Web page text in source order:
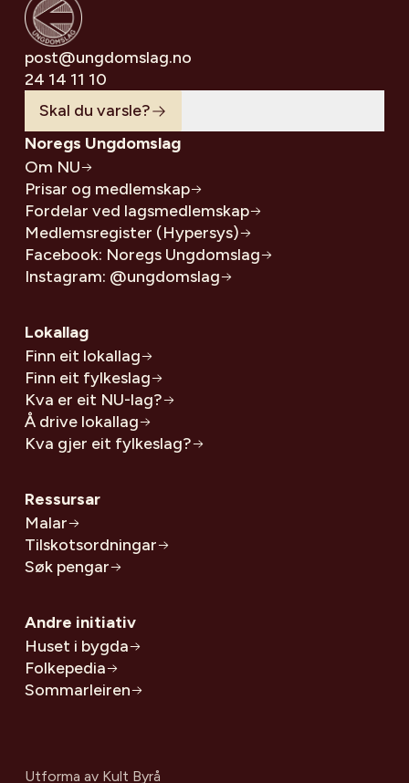
post@ungdomslag.no
24 14 11 10
Skal du varsle?
Noregs Ungdomslag
Om NU
Prisar og medlemskap
Fordelar ved lagsmedlemskap
Medlemsregister (Hypersys)
Facebook: Noregs Ungdomslag
Instagram: @ungdomslag
Lokallag
Finn eit lokallag
Finn eit fylkeslag
Kva er eit NU-lag?
Å drive lokallag
Kva gjer eit fylkeslag?
Ressursar
Malar
Tilskotsordningar
Søk pengar
Andre initiativ
Huset i bygda
Folkepedia
Sommarleiren
Utforma av Kult Byrå